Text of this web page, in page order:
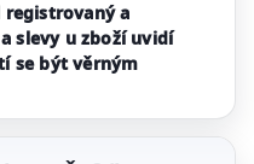
registrovaný a
slevy u zboží uvidí
se být věrným